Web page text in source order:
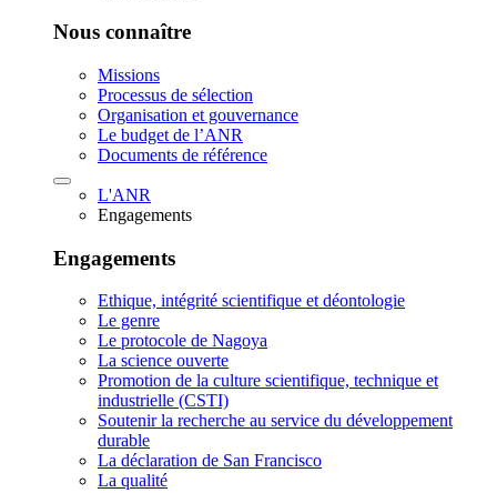
Nous connaître
Missions
Processus de sélection
Organisation et gouvernance
Le budget de l’ANR
Documents de référence
L'ANR
Engagements
Engagements
Ethique, intégrité scientifique et déontologie
Le genre
Le protocole de Nagoya
La science ouverte
Promotion de la culture scientifique, technique et
industrielle (CSTI)
Soutenir la recherche au service du développement
durable
La déclaration de San Francisco
La qualité